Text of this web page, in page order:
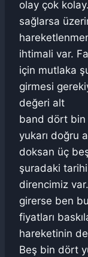
olay çok
sağlarsa
ihtimali var.
için mutlaka
girmesi
değeri alt
band dört bin
yukarı doğru
doksan üç
şuradaki
direncimiz
girerse ben
fiyatları
hareketinin
Beş bin dört